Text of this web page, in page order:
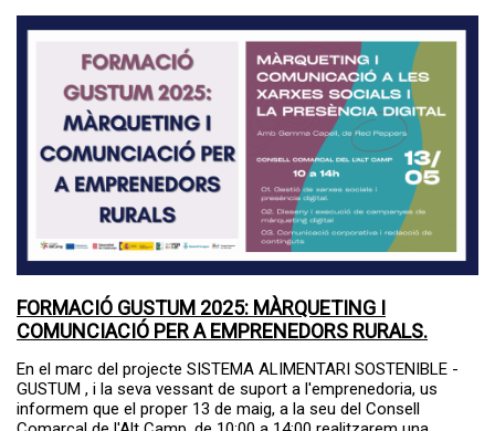
FORMACIÓ GUSTUM 2025: MÀRQUETING I
COMUNCIACIÓ PER A EMPRENEDORS RURALS.
En el marc del projecte SISTEMA ALIMENTARI SOSTENIBLE -
GUSTUM , i la seva vessant de suport a l'emprenedoria, us
informem que el proper 13 de maig, a la seu del Consell